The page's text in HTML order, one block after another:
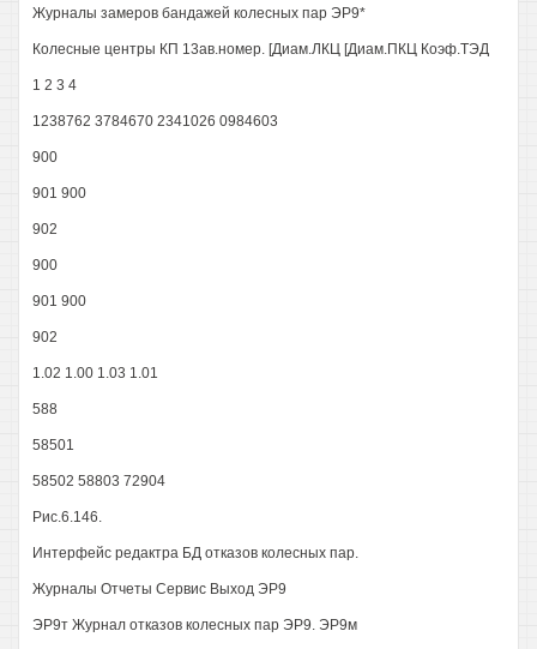
Журналы замеров бандажей колесных пар ЭР9*
Колесные центры КП 13ав.номер. [Диам.ЛКЦ [Диам.ПКЦ Коэф.ТЭД
1 2 3 4
1238762 3784670 2341026 0984603
900
901 900
902
900
901 900
902
1.02 1.00 1.03 1.01
588
58501
58502 58803 72904
Рис.6.146.
Интерфейс редактра БД отказов колесных пар.
Журналы Отчеты Сервис Выход ЭР9
ЭР9т Журнал отказов колесных пар ЭР9. ЭР9м